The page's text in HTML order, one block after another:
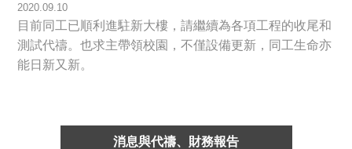
消息與代禱、財務報告
2020.09.10
目前同工已順利進駐新大樓，請繼續為各項工程的收尾和
測試代禱。也求主帶領校園，不僅設備更新，同工生命亦
能日新又新。